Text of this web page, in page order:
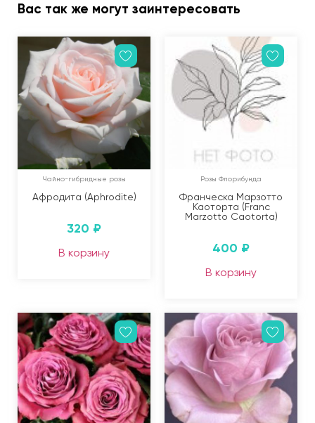
Вас так же могут заинтересовать
Чайно-гибридные розы
Афродита (Aphrodite)
320 ₽
В корзину
Розы Флорибунда
Франческа Марзотто
Каоторта (Franc
Marzotto Caotorta)
400 ₽
В корзину